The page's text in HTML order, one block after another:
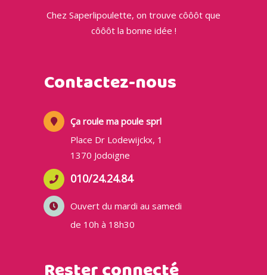
Chez Saperlipoulette, on trouve côôôt que
côôôt la bonne idée !
Contactez-nous
Ça roule ma poule sprl
Place Dr Lodewijckx, 1
1370 Jodoigne
010/24.24.84
Ouvert du mardi au samedi
de 10h à 18h30